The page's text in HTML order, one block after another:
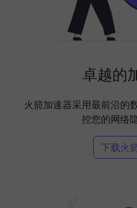
卓越的
火箭加速器采用最前沿的
控您的网络
下载火